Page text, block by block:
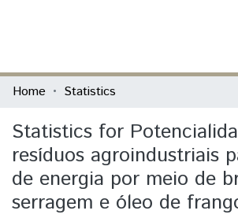
Communities & Collections
All of DSpace
Home Statistics
Statistics for
resíduos agroindustriais
de energia por meio de
serragem e óleo de